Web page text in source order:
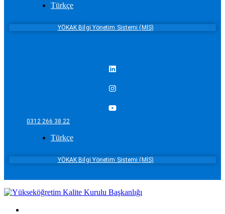
Türkçe
YÖKAK Bilgi Yönetim Sistemi (MİS)
0312 266 38 22
Türkçe
YÖKAK Bilgi Yönetim Sistemi (MİS)